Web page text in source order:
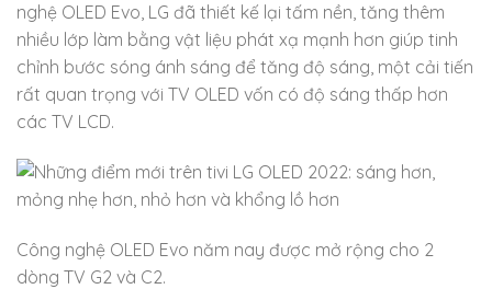
nghệ OLED Evo, LG đã thiết kế lại tấm nền, tăng thêm
nhiều lớp làm bằng vật liệu phát xạ mạnh hơn giúp tinh
chỉnh bước sóng ánh sáng để tăng độ sáng, một cải tiến
rất quan trọng với TV OLED vốn có độ sáng thấp hơn
các TV LCD.
Công nghệ OLED Evo năm nay được mở rộng cho 2
dòng TV G2 và C2.